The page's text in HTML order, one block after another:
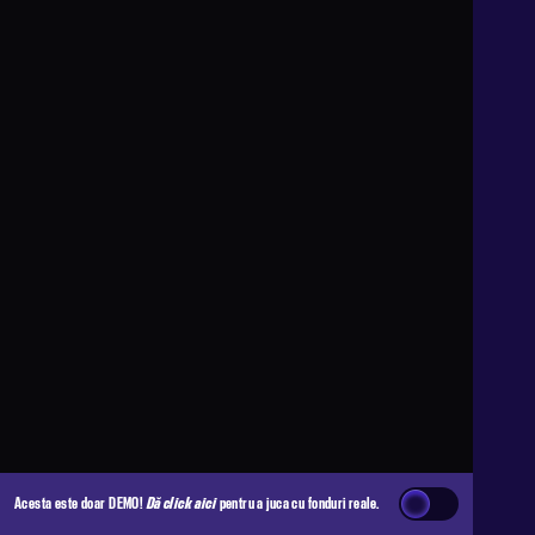
Acesta este doar DEMO!Dă click aicipentru a juca cu fonduri reale.